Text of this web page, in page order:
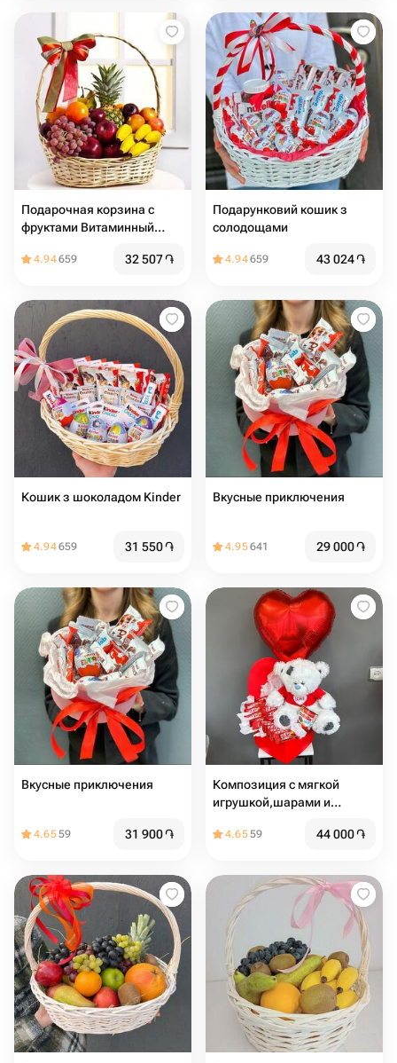
Подарочная корзина с
фруктами Витаминный
4.94659 32 507֏
Подарунковий кошик з
солодощами
4.94659 43 024֏
Кошик з шоколадом Kinder
4.94659 31 550֏
Вкусные приключения
4.95641 29 000֏
Вкусные приключения
4.6559 31 900֏
Композиция с мягкой
игрушкой,шарами и
4.6559 44 000֏